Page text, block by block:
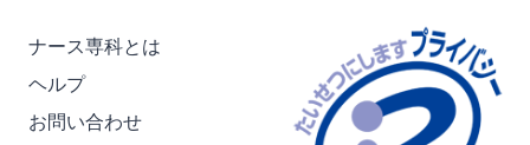
ナース専科とは
ヘルプ
お問い合わせ